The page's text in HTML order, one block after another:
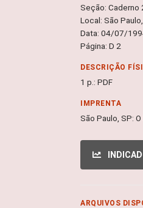
Seção: Caderno
Local: São
Data: 04/07/
Página: D 2
DESCRIÇÃO
1 p.: PDF
IMPRENTA
São Paulo, SP:
ARQUIVOS